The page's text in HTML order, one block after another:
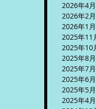
2026年4月
2026年2月
2026年1月
2025年11
2025年10
2025年8月
2025年7月
2025年6月
2025年5月
2025年4月